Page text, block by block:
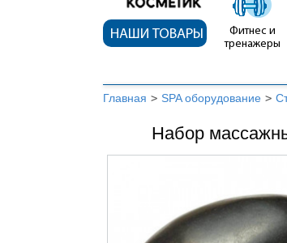
НАШИ ТОВАРЫ
Фитнес и
тренажеры
Главная > SPA оборудование >
Набор